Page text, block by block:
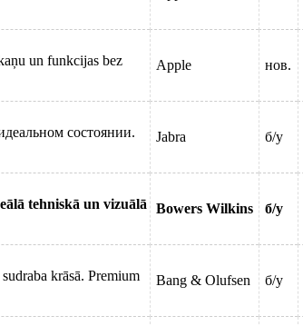
un funkcijas bez Apple нов.
состоянии. Jabra б/у
tehniskā un vizuālā
Bowers Wilkins б/у
krāsā. Premium
Bang & Olufsen б/у